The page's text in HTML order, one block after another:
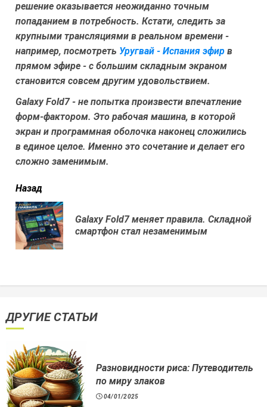
решение оказывается неожиданно точным
попаданием в потребность. Кстати, следить за
крупными трансляциями в реальном времени -
например, посмотреть Уругвай - Испания эфир в
прямом эфире - с большим складным экраном
становится совсем другим удовольствием.
Galaxy Fold7 - не попытка произвести впечатление
форм-фактором. Это рабочая машина, в которой
экран и программная оболочка наконец сложились
в единое целое. Именно это сочетание и делает его
сложно заменимым.
читать
еще
Назад
Galaxy Fold7 меняет правила. Складной
смартфон стал незаменимым
ДРУГИЕ СТАТЬИ
Разновидности риса: Путеводитель
по миру злаков
04/01/2025